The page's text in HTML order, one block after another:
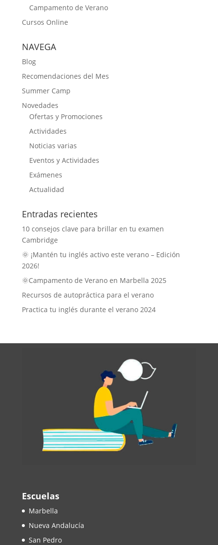
Campamento de Verano
Cursos Online
NAVEGA
Blog
Recomendaciones del Mes
Summer Camp
Novedades
Ofertas y Promociones
Actividades
Noticias varias
Eventos y Actividades
Exámenes
Actualidad
Entradas recientes
10 consejos clave para brillar en tu examen
Cambridge
🌞 ¡Mantén tu inglés activo este verano – Edición
2026!
🌞Campamento de Verano en Marbella 2025
Recursos de autopráctica para el verano
Practica tu inglés durante el verano 2024
Escuelas
Marbella
Nueva Andalucía
San Pedro